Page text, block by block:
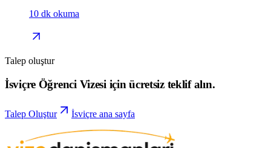
10 dk okuma
Talep oluştur
İsviçre Öğrenci Vizesi için ücretsiz teklif alın.
Talep Oluştur İsviçre ana sayfa